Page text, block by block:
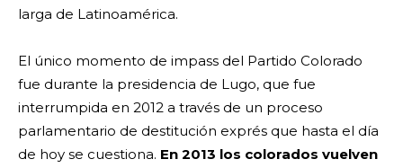
larga de Latinoamérica.
El único momento de impass del Partido Colorado
fue durante la presidencia de Lugo, que fue
interrumpida en 2012 a través de un proceso
parlamentario de destitución exprés que hasta el día
de hoy se cuestiona. En 2013 los colorados vuelven